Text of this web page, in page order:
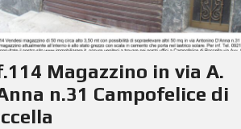
Magazzino in via A.
n.31 Campofelice di